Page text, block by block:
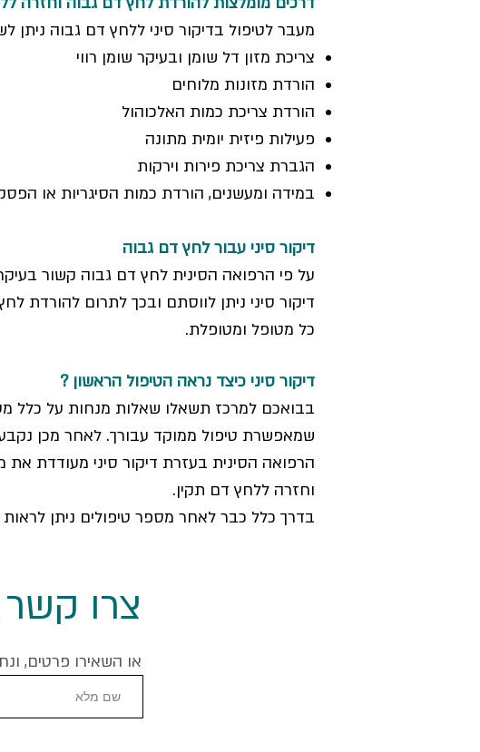
מעבר לטיפול בדיקור סיני ללחץ דם גבוה
צריכת מזון דל שומן ובעיקר שומן רווי
הורדת מזונות מלוחים
הורדת צריכת כמות האלכוהול
פעילות פיזית יומית מתונה
הגברת צריכת פירות וירקות
במידה ומעשנים, הורדת כמות הסיגריות או
דיקור סיני עבור לחץ דם גבוה
על פי הרפואה הסינית לחץ דם גבוה קשור
דיקור סיני ניתן לווסתם ובכך לתרום להורדת
כל מטופל ומטופלת.
דיקור סיני כיצד נראה הטיפול הראשון ?
בבואכם למרכז תשאלו שאלות מנחות על כלל
שמאפשרת טיפול ממוקד עבורך. לאחר מכן
הרפואה הסינית בעזרת דיקור סיני מעודדת את
וחזרה ללחץ דם תקין.
בדרך כלל כבר לאחר מספר טיפולים ניתן
צרו קשר
או השאירו פרטים,